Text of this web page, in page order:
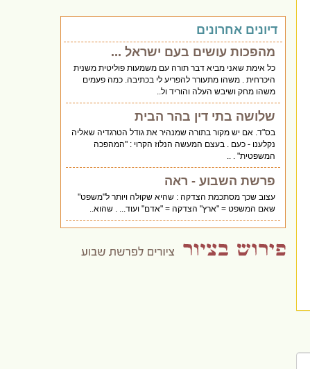
דיונים אחרונים
מהפכות עושים בעם ישראל ...
כל אימת שאני מביא דבר תורה עם משמעות פוליטית משנית
היכרחית . משהו מתעורר להפריע לי בכתיבה. כמה פעמים
משהו מחק ושיבש העלה והוריד ול..
שלושה בתי דין בהר הבית
בס"ד. אם יש מקור בתורה שמנהיר את גודל הטרגדיה שאליה
נקלענו - כעם . בעצם המעשה הנלוז הקרוי : "המהפכה
המשפטית" . ..
פרשת השבוע - ראה
עצוב שכך מסתכמת הצדקה : שהיא שקולה ויותר ל"משפט"
שאם המשפט = "ארץ" הצדקה = "אדם" ועוד... . שהוא..